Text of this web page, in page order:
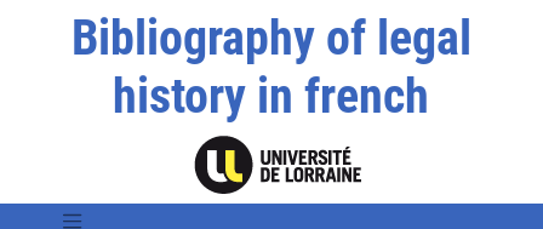
Bibliography of legal
history in french